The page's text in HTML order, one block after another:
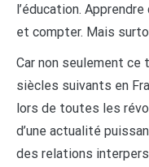
l’éducation.
et compter. Mais
Car non seulement ce
siècles suivants en
lors de toutes les
d’une actualité
des relations